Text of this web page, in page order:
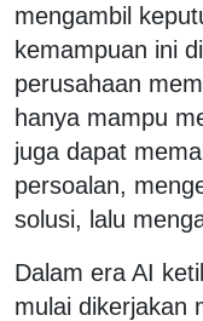
mengambil
kemampuan ini
perusahaan
hanya mampu
juga dapat
persoalan,
solusi, lalu
Dalam era AI
mulai dikerjakan